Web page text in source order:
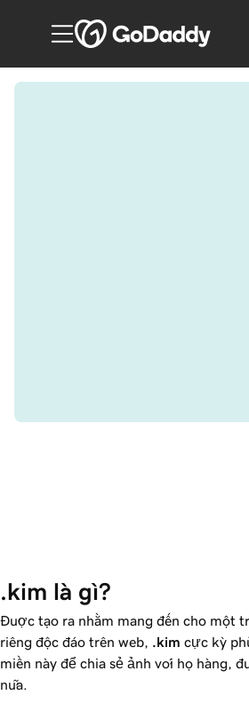
.kim là gì?
Được tạo ra nhằm mang đến cho một
riêng độc đáo trên web,
.kim cực kỳ
miền này để chia sẻ ảnh với họ hàng,
nữa.